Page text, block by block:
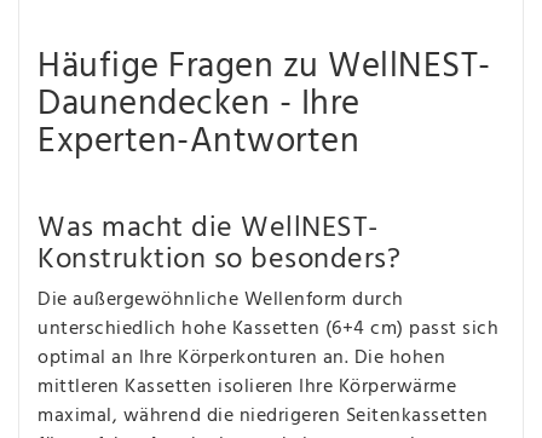
Häufige Fragen zu WellNEST-
Daunendecken - Ihre
Experten-Antworten
Was macht die WellNEST-
Konstruktion so besonders?
Die außergewöhnliche Wellenform durch
unterschiedlich hohe Kassetten (6+4 cm) passt sich
optimal an Ihre Körperkonturen an. Die hohen
mittleren Kassetten isolieren Ihre Körperwärme
maximal, während die niedrigeren Seitenkassetten